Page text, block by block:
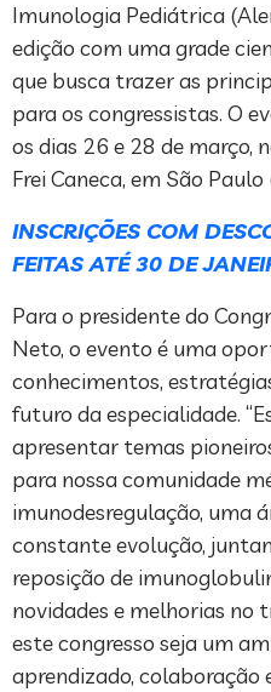
Imunologia Pediátrica
edição com uma grade
que busca trazer as
para os congressistas. O
os dias 26 e 28 de março,
Frei Caneca, em São Paulo
INSCRIÇÕES COM
FEITAS ATÉ 30 DE
Para o presidente do
Neto, o evento é uma
conhecimentos,
futuro da especialidade.
apresentar temas
para nossa comunidade
imunodesregulação, uma
constante evolução,
reposição de
novidades e melhorias no
este congresso seja um
aprendizado, colaboração